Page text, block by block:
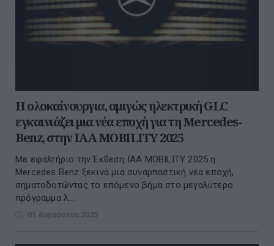
H ολοκαίνουργια, αμιγώς ηλεκτρική GLC
εγκαινιάζει μια νέα εποχή για τη Mercedes-
Benz, στην IAA MOBILITY 2025
Με εφαλτήριο την Έκθεση IAA MOBILITY 2025 η
Mercedes Benz ξεκινά μια συναρπαστική νέα εποχή,
σηματοδοτώντας το επόμενο βήμα στο μεγαλύτερο
πρόγραμμα λ...
01 Αυγούστου 2025